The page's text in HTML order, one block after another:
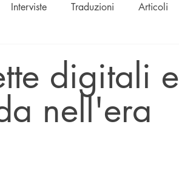
Interviste Traduzioni Articoli
digitali e
nell'era